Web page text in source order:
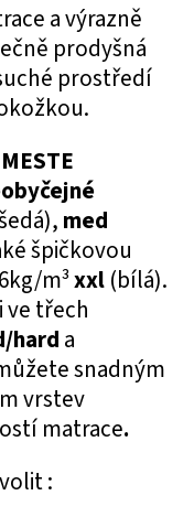
a výrazně
prodyšná
prostředí
MESTE
med
špičkovou
m³xxl (bílá).
ve třech
hard a
snadným
vrstev
matrace.
: